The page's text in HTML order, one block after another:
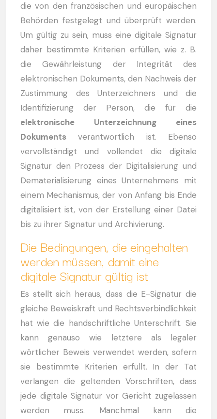
die von den französischen und europäischen
Behörden festgelegt und überprüft werden.
Um gültig zu sein, muss eine digitale Signatur
daher bestimmte Kriterien erfüllen, wie z. B.
die Gewährleistung der Integrität des
elektronischen Dokuments, den Nachweis der
Zustimmung des Unterzeichners und die
Identifizierung der Person, die für die
elektronische Unterzeichnung eines
Dokuments verantwortlich ist. Ebenso
vervollständigt und vollendet die digitale
Signatur den Prozess der Digitalisierung und
Dematerialisierung eines Unternehmens mit
einem Mechanismus, der von Anfang bis Ende
digitalisiert ist, von der Erstellung einer Datei
bis zu ihrer Signatur und Archivierung.
Die Bedingungen, die eingehalten
werden müssen, damit eine
digitale Signatur gültig ist
Es stellt sich heraus, dass die E-Signatur die
gleiche Beweiskraft und Rechtsverbindlichkeit
hat wie die handschriftliche Unterschrift. Sie
kann genauso wie letztere als legaler
wörtlicher Beweis verwendet werden, sofern
sie bestimmte Kriterien erfüllt. In der Tat
verlangen die geltenden Vorschriften, dass
jede digitale Signatur vor Gericht zugelassen
werden muss. Manchmal kann die